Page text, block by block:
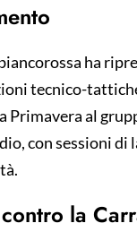
ha
tecnico-
Primavera al
con sessioni
la